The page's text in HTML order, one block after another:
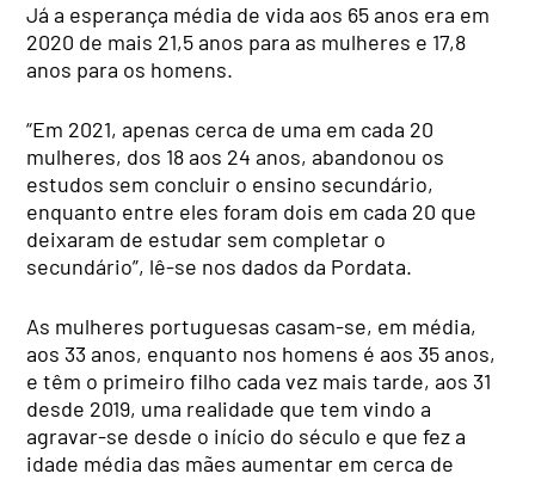
Já a esperança média de vida aos 65 anos era em
2020 de mais 21,5 anos para as mulheres e 17,8
anos para os homens.
“Em 2021, apenas cerca de uma em cada 20
mulheres, dos 18 aos 24 anos, abandonou os
estudos sem concluir o ensino secundário,
enquanto entre eles foram dois em cada 20 que
deixaram de estudar sem completar o
secundário”, lê-se nos dados da Pordata.
As mulheres portuguesas casam-se, em média,
aos 33 anos, enquanto nos homens é aos 35 anos,
e têm o primeiro filho cada vez mais tarde, aos 31
desde 2019, uma realidade que tem vindo a
agravar-se desde o início do século e que fez a
idade média das mães aumentar em cerca de